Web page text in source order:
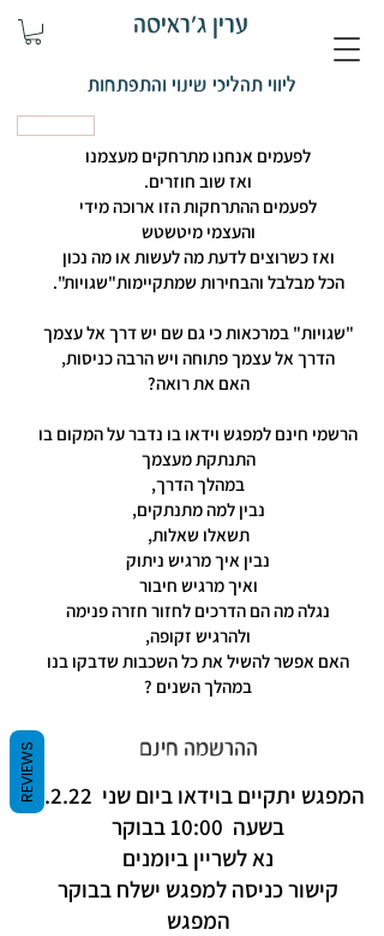
ערין ג'ראיסה
ליווי תהליכי שינוי והתפתחות
לפעמים אנחנו מתרחקים מעצמנו
ואז שוב חוזרים.
לפעמים ההתרחקות הזו ארוכה מידי
והעצמי מיטשטש
ואז כשרוצים לדעת מה לעשות או מה נכון
הכל מבלבל והבחירות שמתקיימות"שגויות".
"שגויות" במרכאות כי גם שם יש דרך אל עצמך
הדרך אל עצמך פתוחה ויש הרבה כניסות,
האם את רואה?
הרשמי חינם למפגש וידאו בו נדבר על המקום בו
התנתקת מעצמך
במהלך הדרך,
נבין למה מתנתקים,
תשאלו שאלות,
נבין איך מרגיש ניתוק
ואיך מרגיש חיבור
נגלה מה הם הדרכים לחזור חזרה פנימה
ולהרגיש זקופה,
האם אפשר להשיל את כל השכבות שדבקו בנו
במהלךהשנים ?
ההרשמה חינם
המפגש יתקיים בוידאו ביום שני 6.2.22
בשעה 10:00 בבוקר
נא לשריין ביומנים
קישור כניסה למפגש ישלח בבוקר
המפגש
REVIEWS